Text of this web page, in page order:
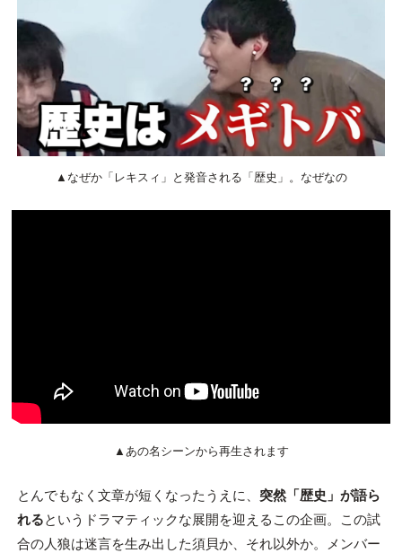
▲なぜか「レキスィ」と発音される「歴史」。なぜなの
▲あの名シーンから再生されます
とんでもなく文章が短くなったうえに、 突然「歴史」が語ら
れるというドラマティックな展開を迎えるこの企画。この試
合の人狼は迷言を生み出した須貝か、それ以外か。メンバー